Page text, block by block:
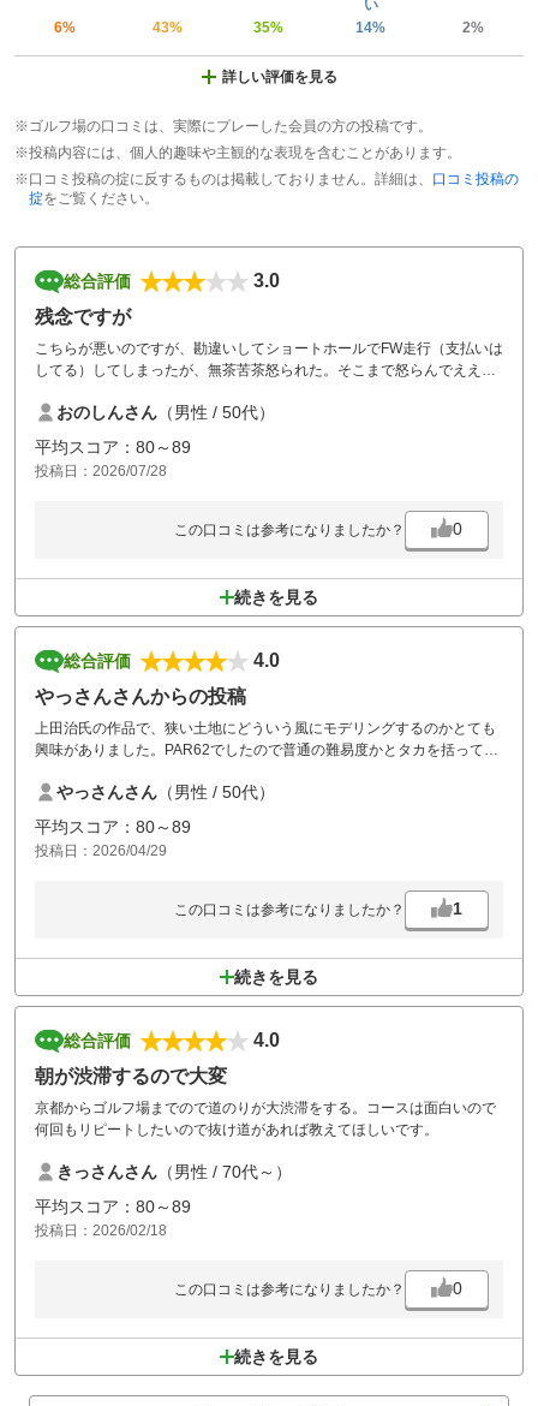
い
6%
43% 35% 14% 2%
詳しい評価を見る
※ゴルフ場の口コミは、実際にプレーした会員の方の投稿です。
※投稿内容には、個人的趣味や主観的な表現を含むことがあります。
※口コミ投稿の掟に反するものは掲載しておりません。詳細は、 口コミ投稿の
掟をご覧ください。
総合評価
3.0
残念ですが
こちらが悪いのですが、勘違いしてショートホールでFW走行（支払いは
してる）してしまったが、無茶苦茶怒られた。そこまで怒らんでええの
る。おのしんさん （男性 / 50代）
平均スコア：80～89
投稿日：2026/07/28
この口コミは参考になりましたか？ 0
続きを見る
総合評価
4.0
やっさんさんからの投稿
上田治氏の作品で、狭い土地にどういう風にモデリングするのかとても
興味がありました。PAR62でしたので普通の難易度かとタカを括ってい
やっさんさん （男性 / 50代）
平均スコア：80～89
投稿日：2026/04/29
この口コミは参考になりましたか？ 1
続きを見る
総合評価
4.0
朝が渋滞するので大変
京都からゴルフ場までので道のりが大渋滞をする。コースは面白いので
何回もリピートしたいので抜け道があれば教えてほしいです。
きっさんさん （男性 / 70代～）
平均スコア：80～89
投稿日：2026/02/18
この口コミは参考になりましたか？ 0
続きを見る